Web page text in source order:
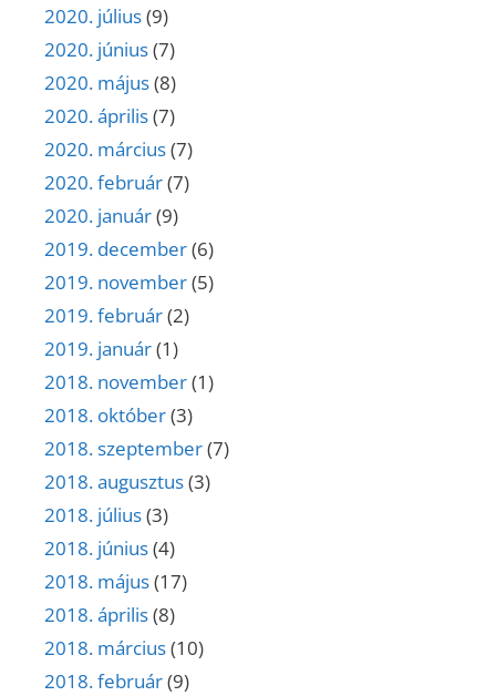
2020. július(9)
2020. június(7)
2020. május(8)
2020. április(7)
2020. március(7)
2020. február(7)
2020. január(9)
2019. december(6)
2019. november(5)
2019. február(2)
2019. január(1)
2018. november(1)
2018. október(3)
2018. szeptember(7)
2018. augusztus(3)
2018. július(3)
2018. június(4)
2018. május(17)
2018. április(8)
2018. március(10)
2018. február(9)